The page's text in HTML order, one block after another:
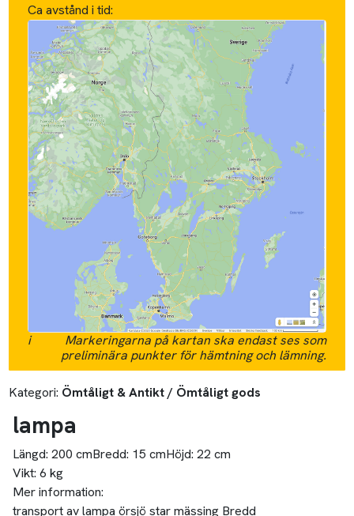
Ca avstånd i tid:
i
Markeringarna på kartan ska endast ses som
preliminära punkter för hämtning och lämning.
Kategori: Ömtåligt & Antikt / Ömtåligt gods
lampa
Längd: 200 cmBredd: 15 cmHöjd: 22 cm
Vikt: 6 kg
Mer information:
transport av lampa örsjö star mässing Bredd